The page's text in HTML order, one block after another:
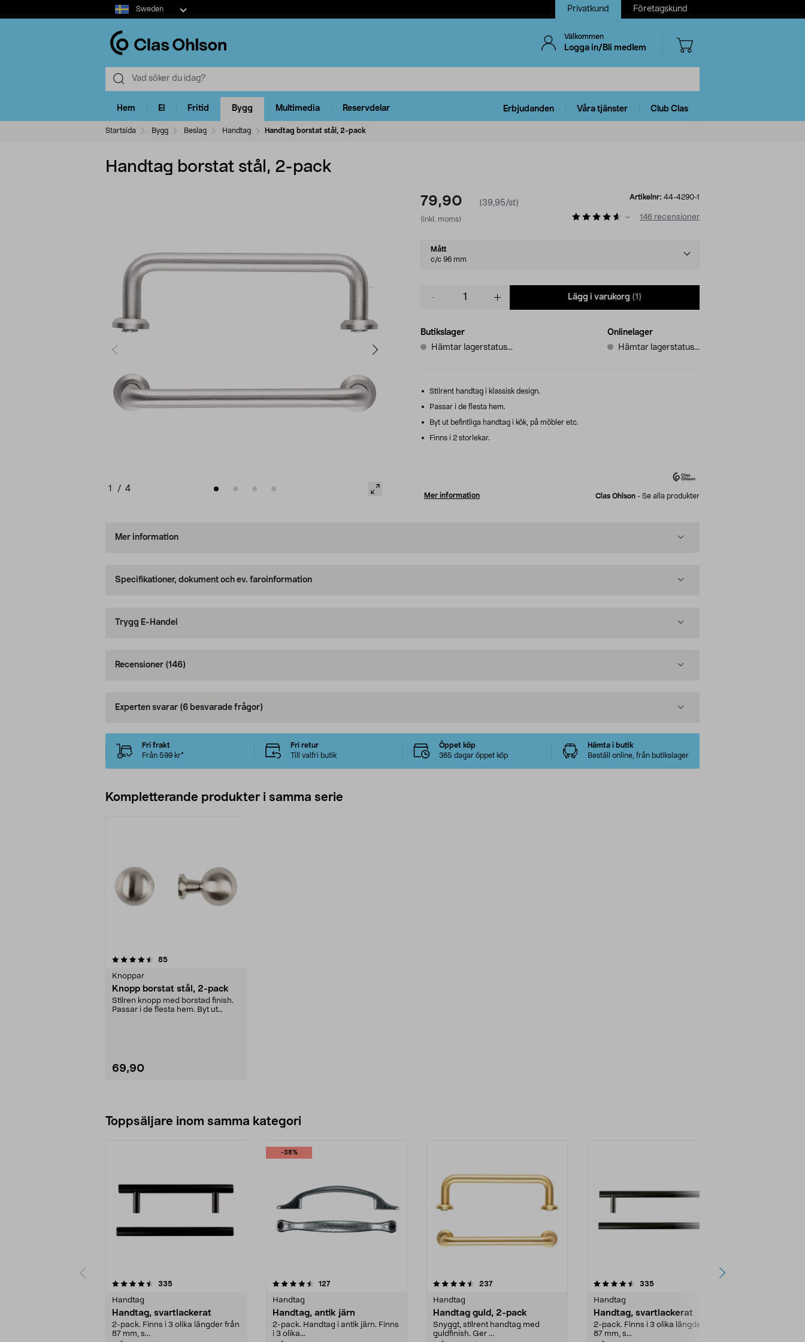
Select
market
Sweden Privatkund Företagskund
Välkommen
Logga in/Bli medlem
Hem El Fritid Bygg Multimedia Reservdelar Erbjudanden Våra tjänster Club Clas
Startsida Bygg Beslag Handtag Handtag borstat stål, 2-pack
Handtag borstat stål, 2-pack
1 / 4
79,90 (39,95/st)
(inkl. moms)
Artikelnr: 44-4290-1
146 recensioner
Select
variant
Mått
c/c 96 mm
Lägg i varukorg (1)
Butikslager
Hämtar lagerstatus...
Onlinelager
Hämtar lagerstatus...
Stilrent handtag i klassisk design.
Passar i de flesta hem.
Byt ut befintliga handtag i kök, på möbler etc.
Finns i 2 storlekar.
Mer information Clas Ohlson - Se alla produkter
Mer information
Specifikationer, dokument och ev. faroinformation
Trygg E-Handel
Recensioner (146)
Experten svarar (6 besvarade frågor)
Fri frakt
Från 599 kr*
Fri retur
Till valfri butik
Öppet köp
365 dagar öppet köp
Hämta i butik
Beställ online, från butikslager
Kompletterande produkter i samma serie
85recensioner
Knoppar
Knopp borstat stål, 2-pack
Stilren knopp med borstad finish.
Passar i de flesta hem. Byt ut
69,90
Toppsäljare inom samma kategori
335recensioner
Handtag
Handtag, svartlackerat
2-pack. Finns i 3 olika längder från
87 mm, s...
-38%
4.5 av 5 stjärnor 127recensioner
Handtag
Handtag, antik järn
2-pack. Handtag i antik järn. Finns
i 3 olika...
4.5 av 5 stjärnor 237recensioner
Handtag
Handtag guld, 2-pack
Snyggt, stilrent handtag med
guldfinish. Ger ...
4.5 av 5 stjärnor 335recensioner
Handtag
Handtag, svartlackerat
2-pack. Finns i 3 olika längder från
87 mm, s...
4.5 av 5 stjärnor